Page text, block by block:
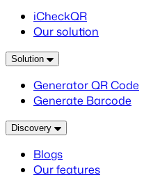
iCheckQR
Our solution
Solution
Generator QR Code
Generate Barcode
Discovery
Blogs
Our features